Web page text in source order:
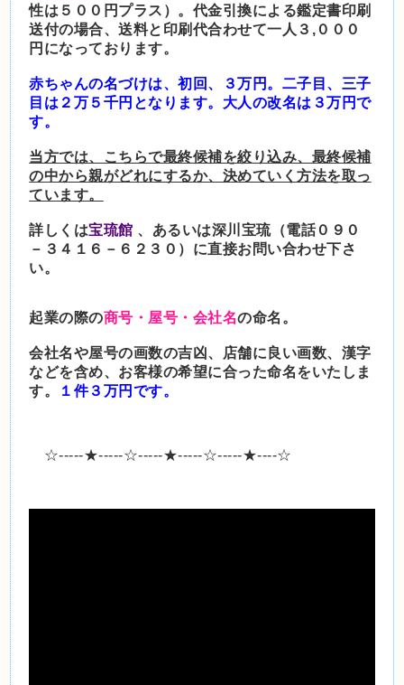
性は５００円プラス）。代金引換による鑑定書印刷
送付の場合、送料と印刷代合わせて一人３,０００
円になっております。
赤ちゃんの名づけは、初回、３万円。二子目、三子
目は２万５千円となります。大人の改名は３万円で
す。
当方では、こちらで最終候補を絞り込み、最終候補
の中から親がどれにするか、決めていく方法を取っ
ています。
詳しくは宝琉館 、あるいは深川宝琉（電話０９０
－３４１６－６２３０）に直接お問い合わせ下さ
い。
起業の際の商号・屋号・会社名の命名。
会社名や屋号の画数の吉凶、店舗に良い画数、漢字
などを含め、お客様の希望に合った命名をいたしま
す。
１件３万円です。
☆-----★-----☆-----★-----☆-----★----☆